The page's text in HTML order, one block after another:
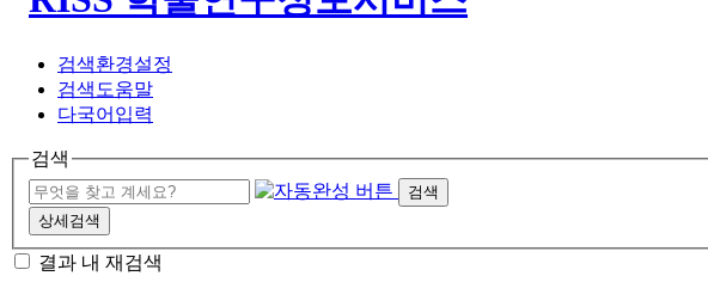
검색환경설정
검색도움말
다국어입력
검색
검색
상세검색
결과 내 재검색